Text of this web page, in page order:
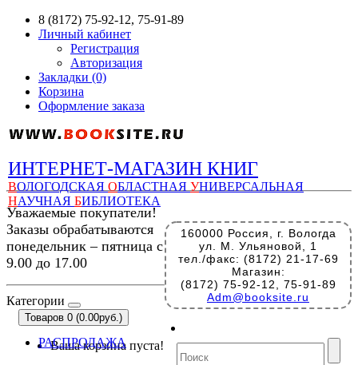
8 (8172) 75-92-12, 75-91-89
Личный кабинет
Регистрация
Авторизация
Закладки (0)
Корзина
Оформление заказа
ИНТЕРНЕТ-МАГАЗИН КНИГ
ВОЛОГОДСКАЯ ОБЛАСТНАЯ УНИВЕРСАЛЬНАЯ
НАУЧНАЯ БИБЛИОТЕКА
160000 Россия, г. Вологда
ул. М. Ульяновой, 1
тел./факс: (8172) 21-17-69
Магазин:
(8172) 75-92-12, 75-91-89
Adm@booksite.ru
Уважаемые покупатели!
Заказы обрабатываются
понедельник – пятница с
9.00 до 17.00
Категории
Товаров 0 (0.00руб.)
Ваша корзина пуста!
РАСПРОДАЖА